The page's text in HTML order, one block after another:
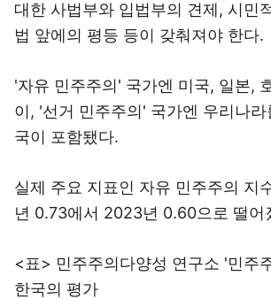
대한 사법부와 입법부의 견제, 시민
법 앞에의 평등 등이 갖춰져야 한다.
'자유 민주주의' 국가엔 미국, 일본,
이, '선거 민주주의' 국가엔 우리나
국이 포함됐다.
실제 주요 지표인 자유 민주주의 지
년 0.73에서 2023년 0.60으로 떨어
<표> 민주주의다양성 연구소 '민주
한국의 평가